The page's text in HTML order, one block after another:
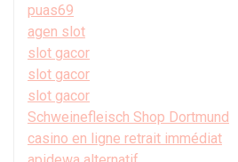
puas69
agen slot
slot gacor
slot gacor
slot gacor
Schweinefleisch Shop Dortmund
casino en ligne retrait immédiat